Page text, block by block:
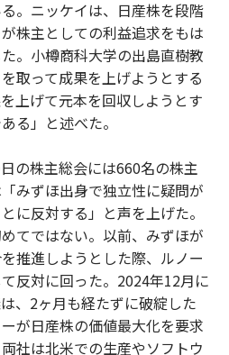
。ニッケイは、日産株を段階
株主としての利益追求をもは
。小樽商科大学の出島直樹教
取って成果を上げようとする
上げて元本を回収しようとす
る」と述べた。
の株主総会には660名の株主
みずほ出身で独立性に疑問が
に反対する」と声を上げた。
てではない。以前、みずほが
推進しようとした際、ルノー
反対に回った。2024年12月に
、2ヶ月も経たずに破綻した
が日産株の価値最大化を要求
社は北米での生産やソフトウ